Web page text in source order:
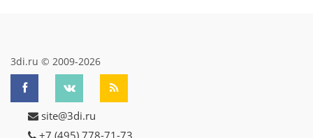
3di.ru © 2009-2026
site@3di.ru
+7 (495) 778-71-73